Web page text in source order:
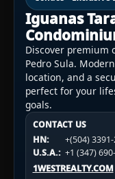
Iguanas
Discover premium
Pedro Sula.
location, and a
perfect for your
goals.
CONTACT US
HN:
+(504)
U.S.A.: +1 (347)
1WESTREALTY.COM
CONTACT US
HN:
+(504) 3391-
U.S.A.:
+1 (984)
1WESTREALTY.COM
CONTACT US
HN:
+(504)
U.S.A.: +1 (984)
1WESTREALTY.COM